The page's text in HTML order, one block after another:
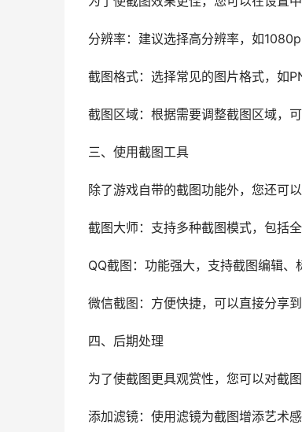
分辨率：建议选择高分辨率，如1080p
截图格式：选择常见的图片格式，如
截图区域：根据需要调整截图区域，
三、使用截图工具
除了游戏自带的截图功能外，您还可
截图大师：支持多种截图模式，包括
QQ截图：功能强大，支持截图编辑、
微信截图：方便快捷，可以直接分享到
四、后期处理
为了使截图更具观赏性，您可以对截
添加滤镜：使用滤镜为截图增添艺术感